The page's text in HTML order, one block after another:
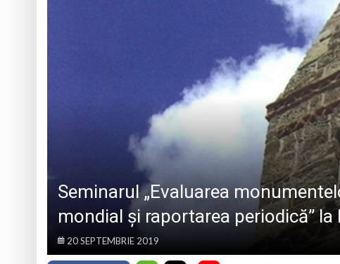
Eveniment special la
„Zilele Moiseiului” se
Biblioteca Municipală
Muzeul de
DE SINCERITATE
Seminarul „Evaluarea
mondial şi raportarea periodică”
20 SEPTEMBRIE 2019